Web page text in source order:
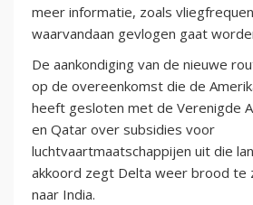
meer informatie, zoals
waarvandaan gevlogen gaat
De aankondiging van de nieuwe
op de overeenkomst die de
heeft gesloten met de Verenigde
en Qatar over subsidies voor
luchtvaartmaatschappijen uit die
akkoord zegt Delta weer brood te
naar India.